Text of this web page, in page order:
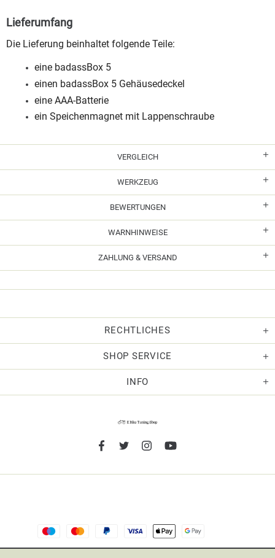
Lieferumfang
Die Lieferung beinhaltet folgende Teile:
eine badassBox 5
einen badassBox 5 Gehäusedeckel
eine AAA-Batterie
ein Speichenmagnet mit Lappenschraube
VERGLEICH
WERKZEUG
BEWERTUNGEN
WARNHINWEISE
ZAHLUNG & VERSAND
RECHTLICHES
SHOP SERVICE
INFO